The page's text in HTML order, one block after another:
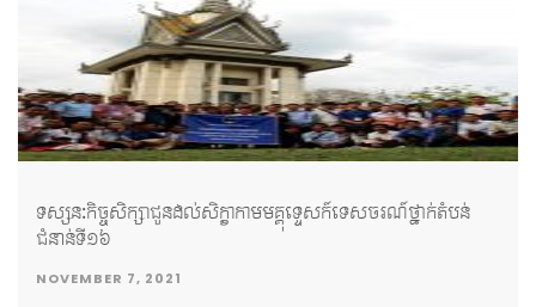
ទស្សនៈកិច្ចសិក្សាជូនដល់សិក្ខាកាមមគ្គុទ្ទេសក៍ទេសចរណ៍ថា្នក់តំបន់
ជំនាន់ទី១៦
NOVEMBER 7, 2021